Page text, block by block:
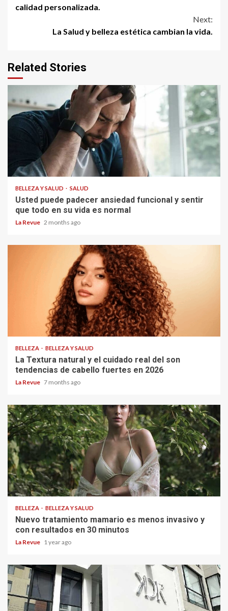
Reading
calidad personalizada.
Next:
La Salud y belleza estética cambian la vida.
Related Stories
BELLEZA Y SALUD SALUD
Usted puede padecer ansiedad funcional y sentir
que todo en su vida es normal
La Revue 2 months ago
BELLEZA BELLEZA Y SALUD
La Textura natural y el cuidado real del son
tendencias de cabello fuertes en 2026
La Revue 7 months ago
BELLEZA BELLEZA Y SALUD
Nuevo tratamiento mamario es menos invasivo y
con resultados en 30 minutos
La Revue 1 year ago